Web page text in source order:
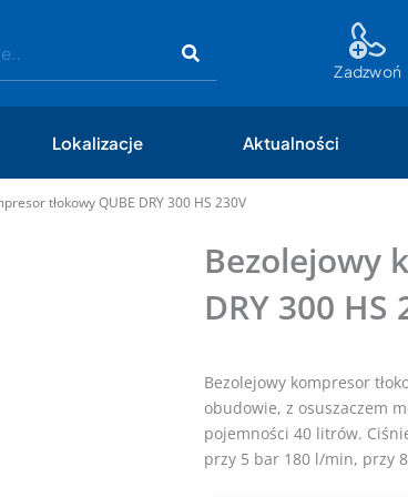
Zadzwoń
Lokalizacje Aktualności
tłokowy QUBE DRY 300 HS 230V
Bezolejowy
DRY 300 HS
Bezolejowy kompresor
obudowie, z osuszaczem
pojemności 40 litrów.
przy 5 bar 180 l/min, przy